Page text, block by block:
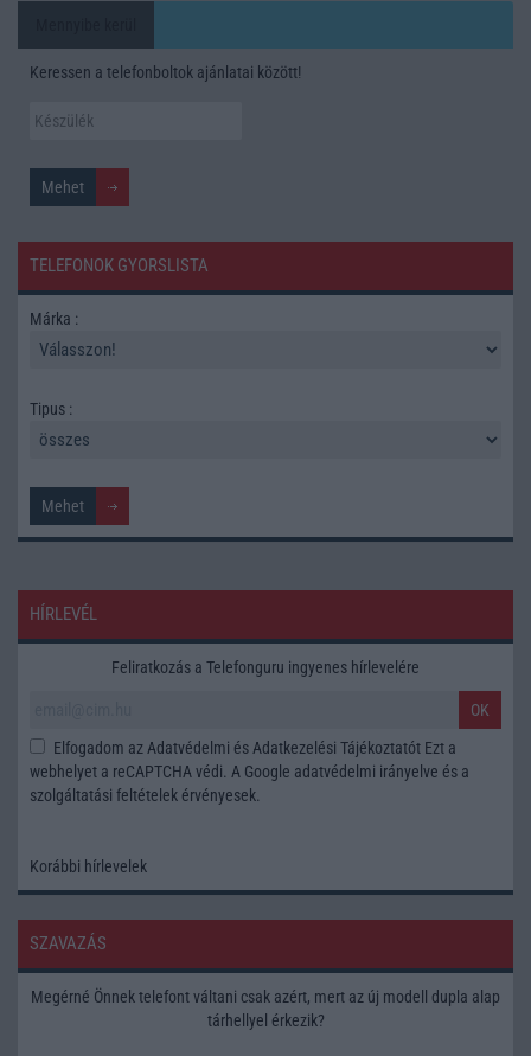
Keressen a telefonboltok ajánlatai között!
TELEFONOK GYORSLISTA
Márka :
Tipus :
HÍRLEVÉL
Feliratkozás a Telefonguru ingyenes hírlevelére
OK
Elfogadom az Adatvédelmi és Adatkezelési Tájékoztatót Ezt a
webhelyet a reCAPTCHA védi. A Google adatvédelmi irányelve és a
szolgáltatási feltételek érvényesek.
Korábbi hírlevelek
SZAVAZÁS
Megérné Önnek telefont váltani csak azért, mert az új modell dupla alap
tárhellyel érkezik?